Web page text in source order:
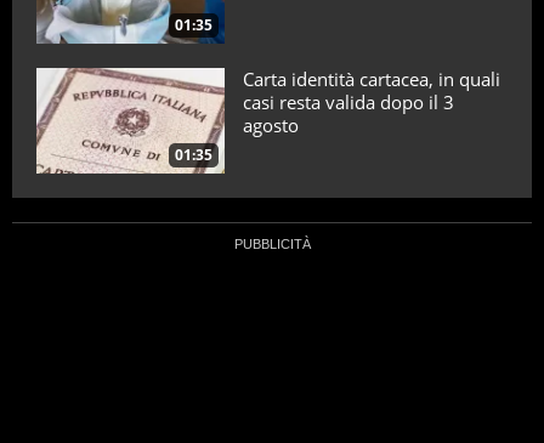
01:35
01:35
Carta identità cartacea, in quali
casi resta valida dopo il 3
agosto